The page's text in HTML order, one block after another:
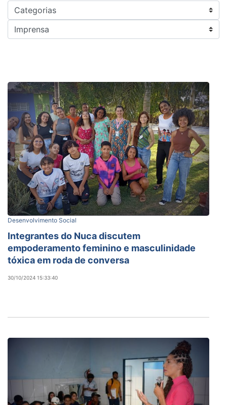
Desenvolvimento Social
Integrantes do Nuca discutem
empoderamento feminino e masculinidade
tóxica em roda de conversa
30/10/2024 15:33:40